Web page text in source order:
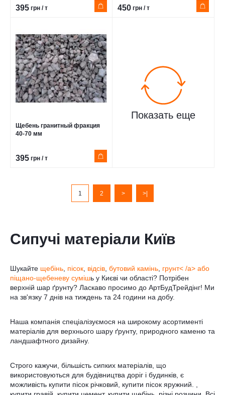
395 грн / т 450 грн / т
Щебень гранитный фракция
40-70 мм
395 грн / т
Показать еще
1 2 > >|
Сипучі матеріали Київ
Шукайте щебінь пісок відсів бутовий камінь грунт< /a> або
піщано-щебеневу сумішь у Києві чи області? Потрібен
верхній шар ґрунту? Ласкаво просимо до АртБудТрейдінг! Ми
на зв'язку 7 днів на тиждень та 24 години на добу.
Наша компанія спеціалізуємося на широкому асортименті
матеріалів для верхнього шару ґрунту, природного каменю та
ландшафтного дизайну.
Строго кажучи, більшість сипких матеріалів, що
використовуються для будівництва доріг і будинків, є
можливість купити пісок річковий, купити пісок яружний. ,